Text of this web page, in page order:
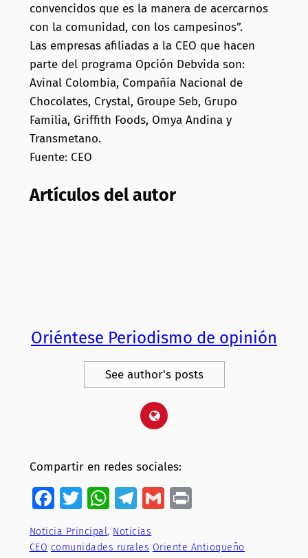
convencidos que es la manera de acercarnos
con la comunidad, con los campesinos”.
Las empresas afiliadas a la CEO que hacen
parte del programa Opción Debvida son:
Avinal Colombia, Compañía Nacional de
Chocolates, Crystal, Groupe Seb, Grupo
Familia, Griffith Foods, Omya Andina y
Transmetano.
Fuente: CEO
Artículos del autor
Oriéntese Periodismo de opinión
See author's posts
Compartir en redes sociales:
Facebook
Twitter
WhatsApp
Telegram
GmailPrint
Noticia Principal, Noticias
CEO comunidades rurales Oriente Antioqueño